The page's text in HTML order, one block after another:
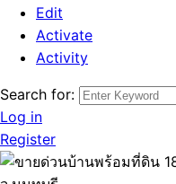
Edit
Activate
Activity
Search for:
Log in
Register